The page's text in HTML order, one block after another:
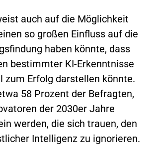
auch auf die Möglichkeit
so großen Einfluss auf die
haben könnte, dass
bestimmter KI-Erkenntnisse
zum Erfolg darstellen könnte.
58 Prozent der Befragten,
der 2030er Jahre
werden, die sich trauen, den
Intelligenz zu ignorieren.